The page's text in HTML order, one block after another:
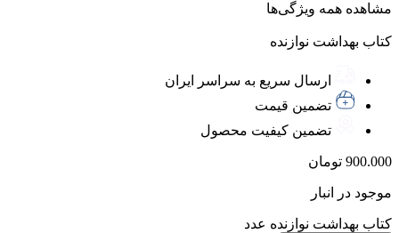
مشاهده همه ویژگی‌ها
کتاب بهداشت نوازنده
ارسال سریع به سراسر ایران
تضمین قیمت
تضمین کیفیت محصول
900.000 تومان
موجود در انبار
کتاب بهداشت نوازنده عدد